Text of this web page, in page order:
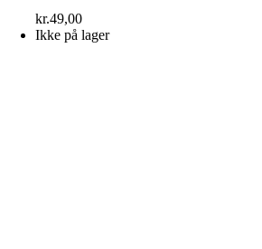
kr.49,00
Ikke på lager